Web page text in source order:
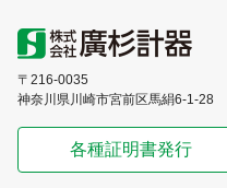
〒216-0035
神奈川県川崎市宮前区馬絹6-1-28
各種証明書発行